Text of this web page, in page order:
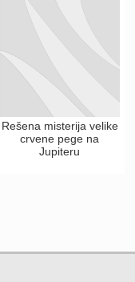
Rešena misterija velike
crvene pege na
Jupiteru